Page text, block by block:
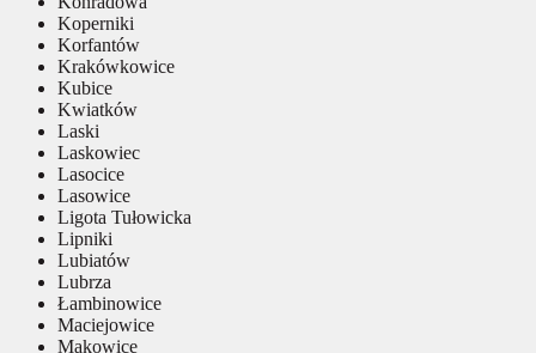
Koperniki
Korfantów
Krakówkowice
Kubice
Kwiatków
Laski
Laskowiec
Lasocice
Lasowice
Ligota Tułowicka
Lipniki
Lubiatów
Lubrza
Łambinowice
Maciejowice
Makowice